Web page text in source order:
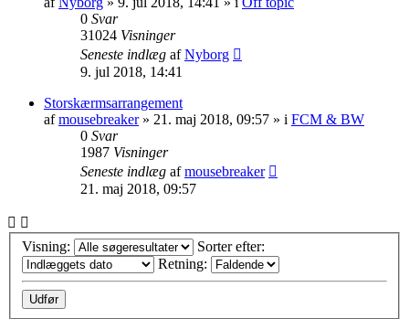
0 Svar
31024 Visninger
Seneste indlæg afNyborg
9. jul 2018, 14:41
Storskærmsarrangement
afmousebreaker» 21. maj 2018, 09:57 » i FCM & BW
0 Svar
1987 Visninger
Seneste indlæg afmousebreaker
21. maj 2018, 09:57
Visning:
Sorter efter:
Retning: